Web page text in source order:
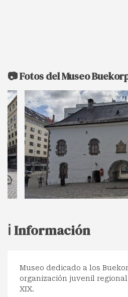
📷 Fotos del Museo
ℹ️ Información
Museo dedicado a los
organización juvenil
XIX.